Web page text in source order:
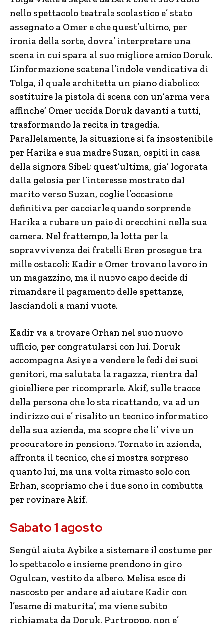
nello spettacolo teatrale scolastico e’ stato
assegnato a Omer e che quest’ultimo, per
ironia della sorte, dovra’ interpretare una
scena in cui spara al suo migliore amico Doruk.
L’informazione scatena l’indole vendicativa di
Tolga, il quale architetta un piano diabolico:
sostituire la pistola di scena con un’arma vera
affinche’ Omer uccida Doruk davanti a tutti,
trasformando la recita in tragedia.
Parallelamente, la situazione si fa insostenibile
per Harika e sua madre Suzan, ospiti in casa
della signora Sibel; quest’ultima, gia’ logorata
dalla gelosia per l’interesse mostrato dal
marito verso Suzan, coglie l’occasione
definitiva per cacciarle quando sorprende
Harika a rubare un paio di orecchini nella sua
camera. Nel frattempo, la lotta per la
sopravvivenza dei fratelli Eren prosegue tra
mille ostacoli: Kadir e Omer trovano lavoro in
un magazzino, ma il nuovo capo decide di
rimandare il pagamento delle spettanze,
lasciandoli a mani vuote.
Kadir va a trovare Orhan nel suo nuovo
ufficio, per congratularsi con lui. Doruk
accompagna Asiye a vendere le fedi dei suoi
genitori, ma salutata la ragazza, rientra dal
gioielliere per ricomprarle. Akif, sulle tracce
della persona che lo sta ricattando, va ad un
indirizzo cui e’ risalito un tecnico informatico
della sua azienda, ma scopre che li’ vive un
procuratore in pensione. Tornato in azienda,
affronta il tecnico, che si mostra sorpreso
quanto lui, ma una volta rimasto solo con
Erhan, scopriamo che i due sono in combutta
per rovinare Akif.
Sabato 1 agosto
Sengül aiuta Aybike a sistemare il costume per
lo spettacolo e insieme prendono in giro
Ogulcan, vestito da albero. Melisa esce di
nascosto per andare ad aiutare Kadir con
l’esame di maturita’, ma viene subito
richiamata da Doruk. Purtroppo, non e’